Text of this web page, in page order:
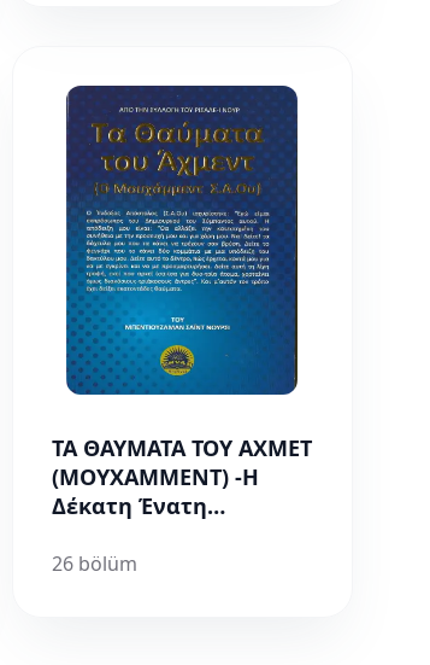
ΤΑ ΘΑΥΜΑΤΑ ΤΟΥ ΑΧΜΕΤ
(ΜΟΥΧΑΜΜΕΝΤ) -Η
Δέκατη Ένατη
26 bölüm